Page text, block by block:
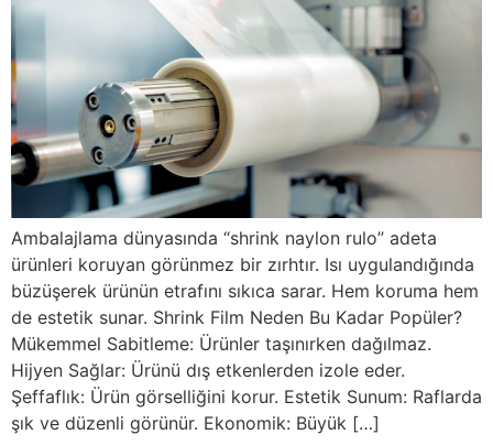
Ambalajlama dünyasında “shrink naylon rulo” adeta
ürünleri koruyan görünmez bir zırhtır. Isı uygulandığında
büzüşerek ürünün etrafını sıkıca sarar. Hem koruma hem
de estetik sunar. Shrink Film Neden Bu Kadar Popüler?
Mükemmel Sabitleme: Ürünler taşınırken dağılmaz.
Hijyen Sağlar: Ürünü dış etkenlerden izole eder.
Şeffaflık: Ürün görselliğini korur. Estetik Sunum: Raflarda
şık ve düzenli görünür. Ekonomik: Büyük […]